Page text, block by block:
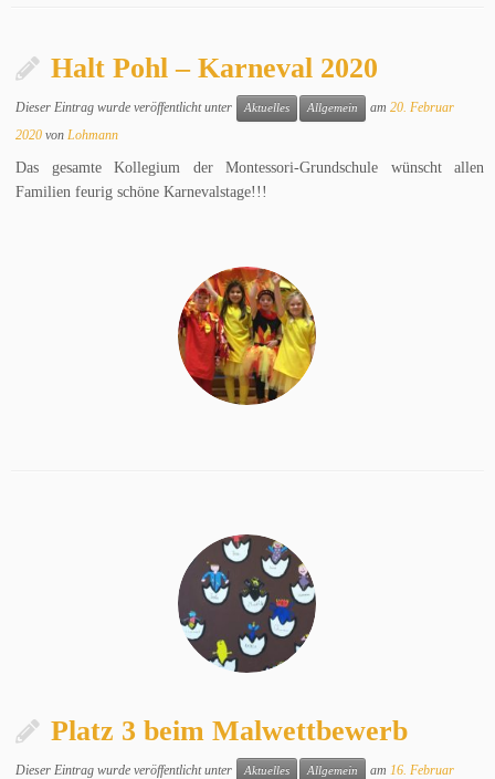
Halt Pohl – Karneval 2020
Dieser Eintrag wurde veröffentlicht unter Aktuelles Allgemein am20. Februar
2020 vonLohmann
Das gesamte Kollegium der Montessori-Grundschule wünscht allen
Familien feurig schöne Karnevalstage!!!
Platz 3 beim Malwettbewerb
Dieser Eintrag wurde veröffentlicht unter Aktuelles Allgemein am 16. Februar